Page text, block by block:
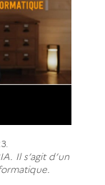
Il s’agit d’un